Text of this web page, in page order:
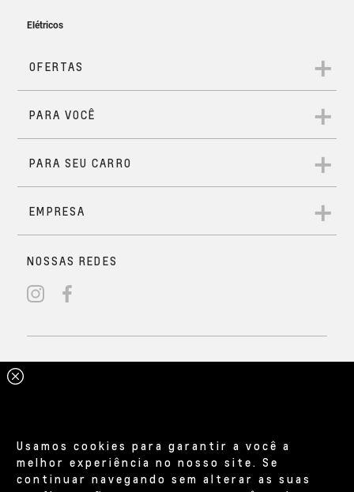
Usamos cookies para garantir a você a
melhor experiência no nosso site. Se
continuar navegando sem alterar as suas